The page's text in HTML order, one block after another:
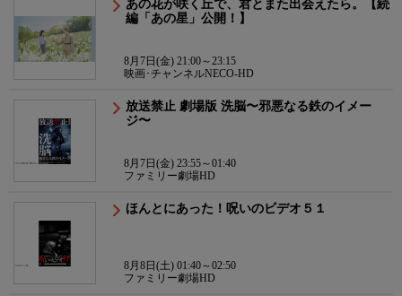
あの花が咲く丘で、君とまた出会えたら。【続
編「あの星」公開！】
8月7日(金) 21:00～23:15
映画･チャンネルNECO-HD
放送禁止 劇場版 洗脳〜邪悪なる鉄のイメー
ジ〜
8月7日(金) 23:55～01:40
ファミリー劇場HD
ほんとにあった！呪いのビデオ５１
8月8日(土) 01:40～02:50
ファミリー劇場HD